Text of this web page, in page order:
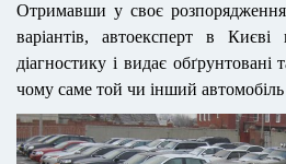
Отримавши у своє
варіантів, автоексперт в Києві
діагностику і видає обґрунтовані
чому саме той чи інший